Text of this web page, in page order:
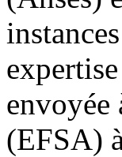
envoyée
(EFSA)